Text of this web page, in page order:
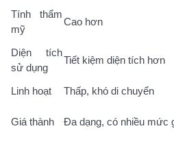
Tính thẩm
mỹ
Cao hơn
Diện tích
sử dụng
Tiết kiệm diện tích hơn
Linh hoạt
Thấp, khó di chuyển
Giá thành Đa dạng, có nhiều mức